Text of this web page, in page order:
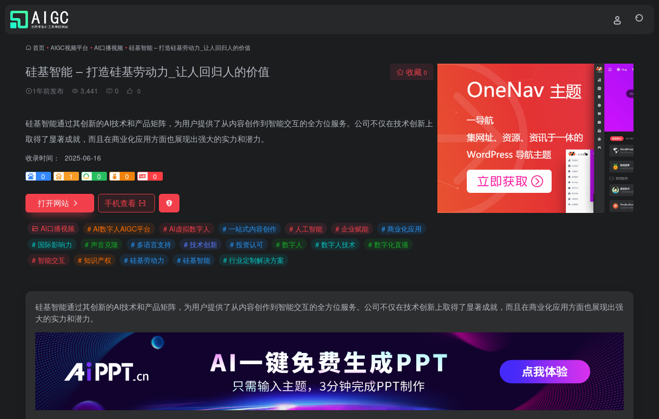
首页 • AIGC视频平台 • AI口播视频 • 硅基智能 – 打造硅基劳动力_让人回归人的价值
硅基智能 – 打造硅基劳动力_让人回归人的价值
1年前发布 3,441 0 0
收藏 0
硅基智能通过其创新的AI技术和产品矩阵，为用户提供了从内容创作到智能交互的全方位服务。公司不仅在技术创新上
取得了显著成就，而且在商业化应用方面也展现出强大的实力和潜力。
收录时间：
2025-06-16
0
1 0 0 0
打开网站 手机查看
AI口播视频 # AI数字人AIGC平台 # AI虚拟数字人 # 一站式内容创作 # 人工智能 # 企业赋能
# 商业化应用
# 国际影响力
# 声音克隆 # 多语言支持 # 技术创新 # 投资认可 # 数字人 # 数字人技术
# 数字化直播
# 智能交互
# 知识产权 # 硅基劳动力 # 硅基智能 # 行业定制解决方案
硅基智能通过其创新的AI技术和产品矩阵，为用户提供了从内容创作到智能交互的全方位服务。公司不仅在技术创新上取得了显著成就，而且在商业化应用方面也展现出强
大的实力和潜力。